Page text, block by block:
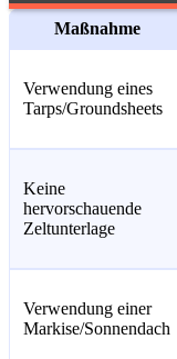
Maßnahme
Verwendung eines
Tarps/Groundsheets
Keine
hervorschauende
Zeltunterlage
Verwendung einer
Markise/Sonnendach